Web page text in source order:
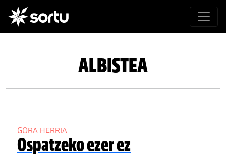
ALBISTEA
GORA HERRIA
Ospatzeko ezer ez